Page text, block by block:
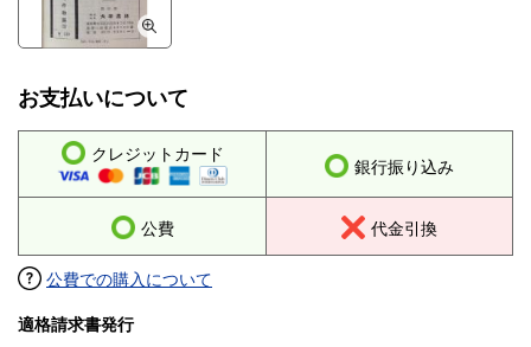
お支払いについて
クレジットカード
銀行振り込み
公費 代金引換
公費での購入について
適格請求書発行